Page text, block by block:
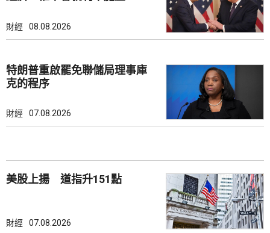
財經 08.08.2026
特朗普重啟罷免聯儲局理事庫
克的程序
財經 07.08.2026
美股上揚 道指升151點
財經 07.08.2026